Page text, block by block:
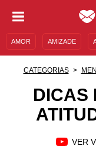
AMOR AMIZADE
MENSAGENS E FRASES
CATEGORIAS
DICAS
VER